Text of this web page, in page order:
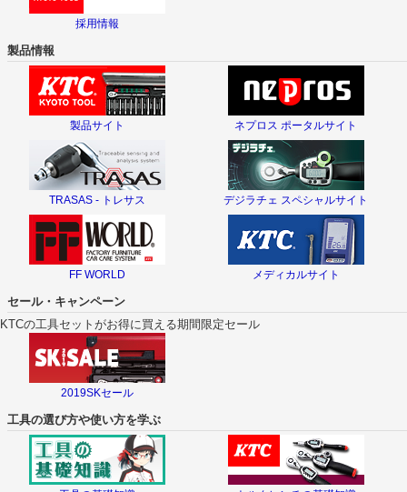
採用情報
製品情報
製品サイト ネプロス ポータルサイト
TRASAS - トレサス デジラチェ スペシャルサイト
FF WORLD メディカルサイト
セール・キャンペーン
KTCの工具セットがお得に買える期間限定セール
2019SKセール
工具の選び方や使い方を学ぶ